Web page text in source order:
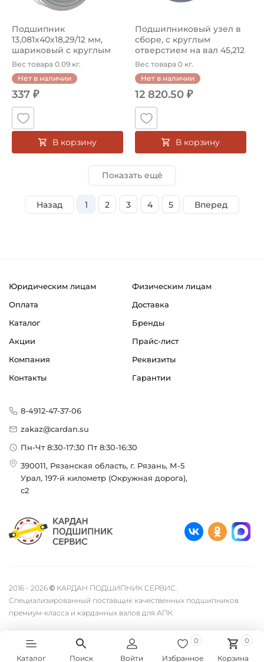
Подшипник
13,081х40х18,29/12 мм,
шариковый c круглым
отверстием на вал ...
Вес товара 0.09 кг.
Нет в наличии
337 ₽
В корзину
Подшипниковый узел в
сборе, с круглым
отверстием на вал 45,212
мм. Арти...
Вес товара 0 кг.
Нет в наличии
12 820.50 ₽
В корзину
Показать ещё
Назад 1 2 3 4 5 Вперед
Юридическим лицам
Физическим лицам
Оплата
Доставка
Каталог
Бренды
Акции
Прайс-лист
Компания
Реквизиты
Контакты
Гарантии
8-4912-47-37-06
zakaz@cardan.su
Пн-Чт 8:30-17:30 Пт 8:30-16:30
390011, Рязанская область, г. Рязань, М-5
Урал, 197-й километр (Окружная дорога),
с2
2016 - 2026 © КАРДАН ПОДШИПНИК СЕРВИС.
Специализированный поставщик качественных подшипников
премиум-класса и карданных валов для АПК
Каталог Поиск Войти Избранное
0
Корзина
0